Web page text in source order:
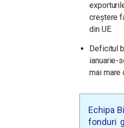
creștere
din UE.
Deficitul
ianuarie-
mai mare
Echipa
fonduri